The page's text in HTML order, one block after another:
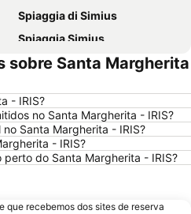
Spiaggia di Simius
Spiaggia Simius
Punta Molentis
Il Porto di Cagliari
Teatro Lirico
Porto Sa Ruxi
sobre Santa Margherita
- IRIS?
no Santa Margherita - IRIS?
Santa Margherita - IRIS?
- IRIS?
do Santa Margherita - IRIS?
que recebemos dos sites de reserva